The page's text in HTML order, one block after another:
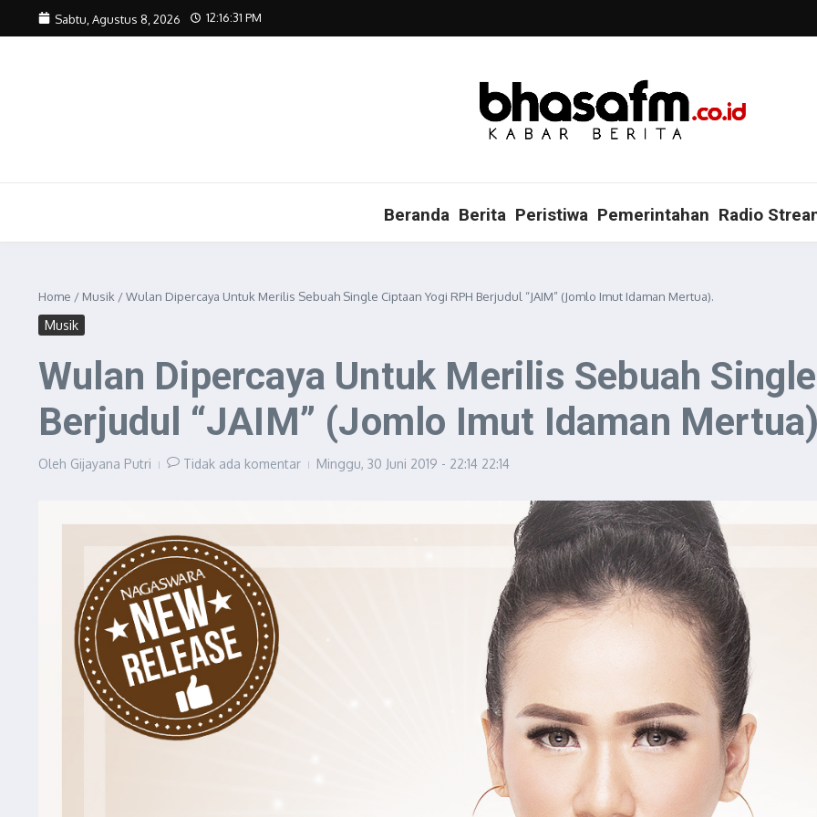
Lewati ke konten
Sabtu, Agustus 8, 2026 12:16:33 PM
Beranda Berita Peristiwa Pemerintahan Radio
Home / Musik /Wulan Dipercaya Untuk Merilis Sebuah Single Ciptaan Yogi RPH Berjudul “JAIM” (Jomlo Imut Idaman Mertua).
Musik
Wulan Dipercaya Untuk Merilis Sebuah
Berjudul “JAIM” (Jomlo Imut Idaman
Oleh Gijayana Putri Tidak ada komentar Minggu, 30 Juni 2019 - 22:14 22:14